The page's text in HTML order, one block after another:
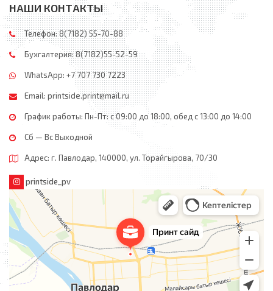
НАШИ КОНТАКТЫ
Телефон: 8(7182) 55-70-88
Бухгалтерия: 8(7182)55-52-59
WhatsApp: +7 707 730 7223
Email: printside.print@mail.ru
График работы: Пн-Пт: с 09:00 до 18:00, обед c 13:00 до 14:00
Сб — Вс Выходной
Адрес: г. Павлодар, 140000, ул. Торайгырова, 70/30
printside_pv